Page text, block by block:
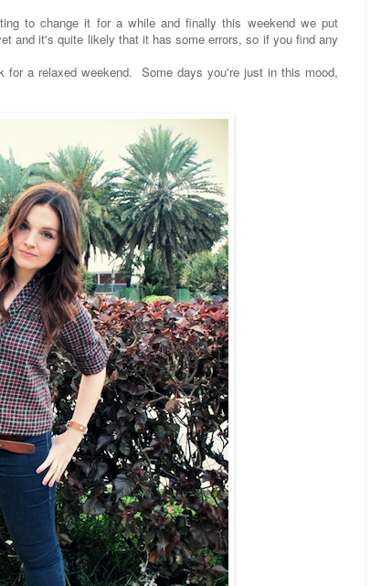
to change it for a while and finally this weekend we put
and it's quite likely that it has some errors, so if you find any
a relaxed weekend. Some days you're just in this mood,